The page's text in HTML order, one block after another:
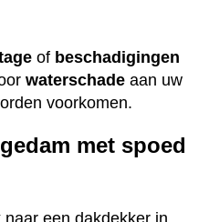
of beschadigingen
waterschade aan uw
voorkomen.
met spoed
een dakdekker in